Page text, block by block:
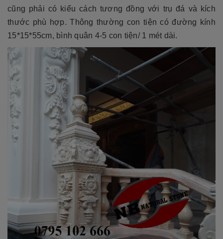
cũng phải có kiểu cách tương đồng với trụ đá và kích
thước phù hợp. Thông thường con tiện có đường kính
15*15*55cm, bình quân 4-5 con tiện/ 1 mét dài.